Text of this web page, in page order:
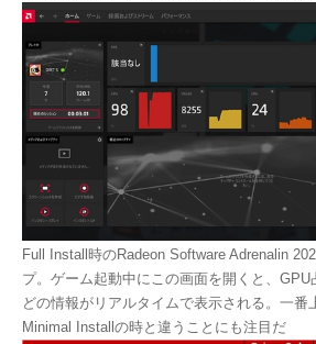
Full Install時のRadeon Software Adrenalin
プ。ゲーム起動中にこの画面を開くと、
どの情報がリアルタイムで表示される。一番
Minimal Installの時と違うことにも注目だ